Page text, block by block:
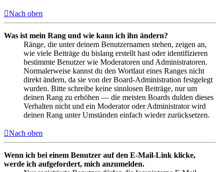
Nach oben
Was ist mein Rang und wie kann ich ihn ändern?
Ränge, die unter deinem Benutzernamen stehen, zeigen an,
wie viele Beiträge du bislang erstellt hast oder identifizieren
bestimmte Benutzer wie Moderatoren und Administratoren.
Normalerweise kannst du den Wortlaut eines Ranges nicht
direkt ändern, da sie von der Board-Administration festgelegt
wurden. Bitte schreibe keine sinnlosen Beiträge, nur um
deinen Rang zu erhöhen — die meisten Boards dulden dieses
Verhalten nicht und ein Moderator oder Administrator wird
deinen Rang unter Umständen einfach wieder zurücksetzen.
Nach oben
Wenn ich bei einem Benutzer auf den E-Mail-Link klicke,
werde ich aufgefordert, mich anzumelden.